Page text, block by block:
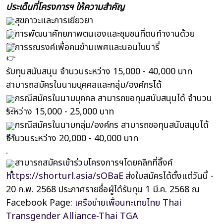
ประเด็นที่โครงการฯ ให้ความสำคัญ
สุขภาวะและการเยียวยา
การพัฒนาศักยภาพตนเองและชุมชนที่ตนทำงานด้วย
การรณรงค์เพื่อคนข้ามเพศและนอนไบนารี่
รับทุนสนับสนุน จำนวนระหว่าง 15,000 - 40,000 บาท
สามารถสมัครในนามบุคคลและกลุ่ม/องค์กรได้
กรณีสมัครในนามบุคคล สามารถขอทุนสนับสนุนได้ จำนวน
ระหว่าง 15,000 - 25,000 บาท
กรณีสมัครในนามกลุ่ม/องค์กร สามารถขอทุนสนับสนุนได้
จำนวนระหว่าง 20,000 - 40,000 บาท
.
สามารถสมัครเข้าร่วมโครงการฯโดยคลิกที่ลิ้งค์
https://shorturl.asia/sOBaEส่งใบสมัครได้ตั้งแต่วันนี้ -
20 ก.พ. 2568 ประกาศรายชื่อผู้ได้รับทุน 1 มี.ค. 2568 ณ
Facebook Page: เครือข่ายเพื่อนกะเทยไทย Thai
Transgender Alliance-Thai TGA